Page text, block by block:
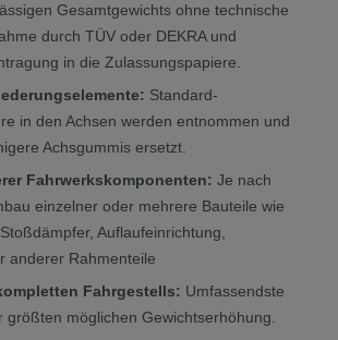
Gesamtgewichts ohne technische
durch TÜV oder DEKRA und
in die Zulassungspapiere.
Standard-
in den Achsen werden entnommen und
Achsgummis ersetzt.
Fahrwerkskomponenten: Je nach
einzelner oder mehrere Bauteile wie
Auflaufeinrichtung,
anderer Rahmenteile
Fahrgestells: Umfassendste
größten möglichen Gewichtserhöhung.